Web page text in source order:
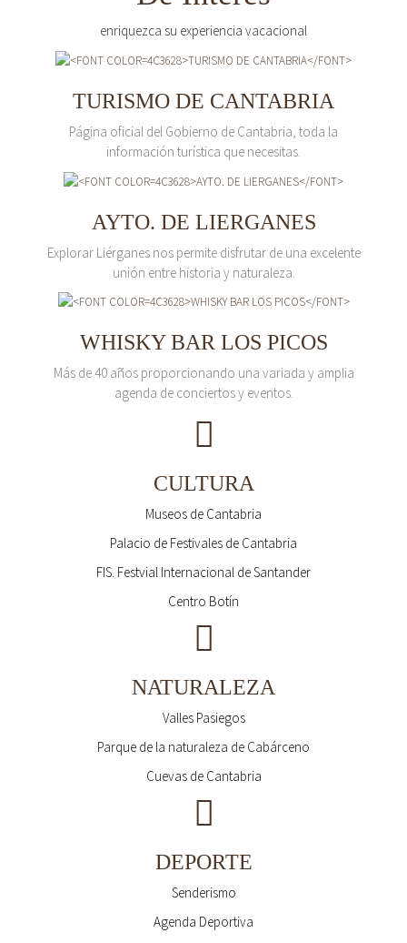
enriquezca su experiencia vacacional
TURISMO DE CANTABRIA
Página oficial del Gobierno de Cantabria, toda la
información turística que necesitas.
AYTO. DE LIERGANES
Explorar Liérganes nos permite disfrutar de una excelente
unión entre historia y naturaleza.
WHISKY BAR LOS PICOS
Más de 40 años proporcionando una variada y amplia
agenda de conciertos y eventos.
CULTURA
Museos de Cantabria
Palacio de Festivales de Cantabria
FIS. Festvial Internacional de Santander
Centro Botín
NATURALEZA
Valles Pasiegos
Parque de la naturaleza de Cabárceno
Cuevas de Cantabria
DEPORTE
Senderismo
Agenda Deportiva